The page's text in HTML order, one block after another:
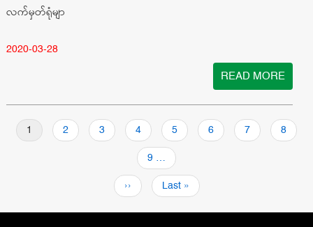
လက်မှတ်ရုံမျာ
2020-03-28
READ MORE
Pagination
လက်ရှိ
စာမျက်နှာ
1 စာမျက်နှာ
2 စာမျက်နှာ
3 စာမျက်နှာ
4 စာမျက်နှာ
5 စာမျက်နှာ
6 စာမျက်နှာ
7 စာမျက်
8
စာမျက်နှာ
9 …
Next
page
››
Last
page
Last »